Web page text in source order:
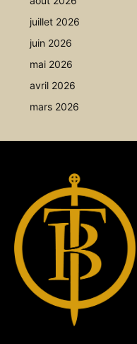
juillet 2026
juin 2026
mai 2026
avril 2026
mars 2026